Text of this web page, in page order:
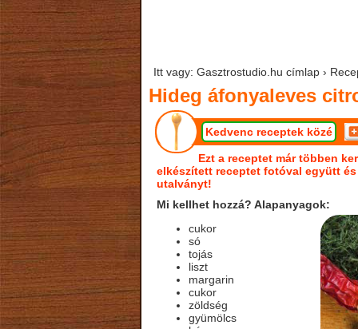
Itt vagy: Gasztrostudio.hu címlap ›
Hideg áfonyaleves
Kedvenc receptek közé
Ezt a receptet már többen
elkészített receptet fotóval együtt
utalványt!
Mi kellhet hozzá? Alapanyagok:
cukor
só
tojás
liszt
margarin
cukor
zöldség
gyümölcs